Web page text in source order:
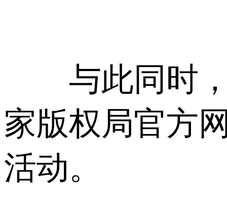
与此同时，
家版权局官方
活动。